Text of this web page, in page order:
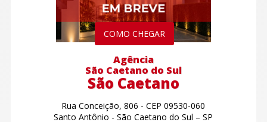
COMO CHEGAR
Agência
São Caetano do Sul
São Caetano
Rua Conceição, 806 -CEP 09530-060
Santo Antônio -São Caetano do Sul – SP